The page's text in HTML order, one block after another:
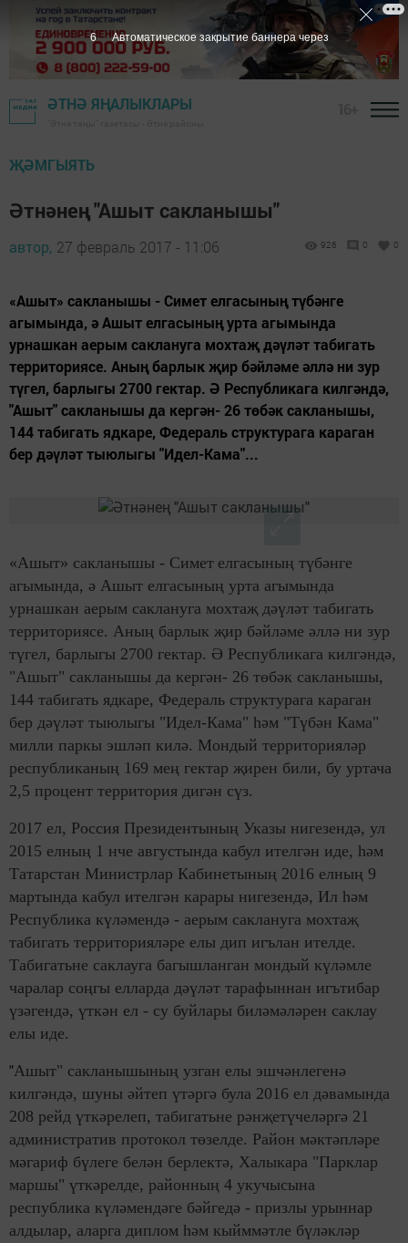
ӘТНӘ ЯҢАЛЫКЛАРЫ
ҖӘМГЫЯТЬ
Әтнәнең "Ашыт сакланышы"
автор, 27 февраль 2017 - 11:06 926 0 0
«Ашыт» сакланышы - Симет елгасының түбәнге
агымында, ә Ашыт елгасының урта агымында
урнашкан аерым саклануга мохтаҗ дәүләт табигать
территориясе. Аның барлык җир бәйләме әллә ни зур
түгел, барлыгы 2700 гектар. Ә Республикага килгәндә,
"Ашыт" сакланышы да кергән- 26 төбәк сакланышы,
144 табигать ядкаре, Федераль структурага караган
бер дәүләт тыюлыгы "Идел-Кама"...
«Ашыт» сакланышы - Симет елгасының түбәнге
агымында, ә Ашыт елгасының урта агымында
урнашкан аерым саклануга мохтаҗ дәүләт табигать
территориясе. Аның барлык җир бәйләме әллә ни зур
түгел, барлыгы 2700 гектар. Ә Республикага килгәндә,
"Ашыт" сакланышы да кергән- 26 төбәк сакланышы,
144 табигать ядкаре, Федераль структурага караган
бер дәүләт тыюлыгы "Идел-Кама" һәм "Түбән Кама"
милли паркы эшләп килә. Мондый территорияләр
республиканың 169 мең гектар җирен били, бу уртача
2,5 процент территория дигән сүз.
2017 ел, Россия Президентының Указы нигезендә, ул
2015 елның 1 нче августында кабул ителгән иде, һәм
Татарстан Министрлар Кабинетының 2016 елның 9
мартында кабул ителгән карары нигезендә, Ил һәм
Республика күләмендә - аерым саклануга мохтаҗ
табигать территорияләре елы дип игълан ителде.
Табигатьне саклауга багышланган мондый күләмле
чаралар соңгы елларда дәүләт тарафыннан игътибар
үзәгендә, үткән ел - су буйлары биләмәләрен саклау
елы иде.
"Ашыт" сакланышының узган елы эшчәнлегенә
килгәндә, шуны әйтеп үтәргә була 2016 ел дәвамында
208 рейд үткәрелеп, табигатьне рәнҗетүчеләргә 21
административ протокол төзелде. Район мәктәпләре
мәгариф бүлеге белән берлектә, Халыкара "Парклар
маршы" үткәрелде, районның 4 укучысына
республика күләмендәге бәйгедә - призлы урыннар
алдылар, аларга диплом һәм кыйммәтле бүләкләр
5 Автоматическое закрытие баннера через